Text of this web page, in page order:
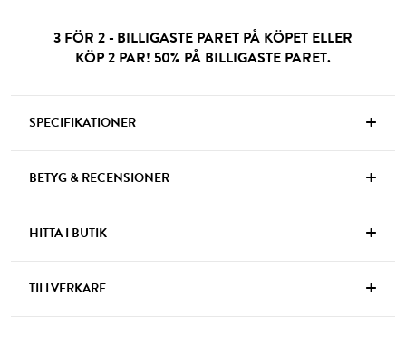
3 FÖR 2 - BILLIGASTE PARET PÅ KÖPET ELLER
KÖP 2 PAR! 50% PÅ BILLIGASTE PARET.
SPECIFIKATIONER +
BETYG & RECENSIONER +
HITTA I BUTIK +
TILLVERKARE +